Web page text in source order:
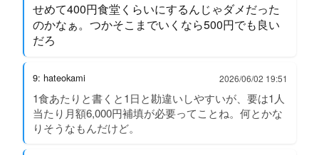
せめて400円食堂くらいにするんじゃダメだった
のかなぁ。つかそこまでいくなら500円でも良い
だろ
9: hateokami 2026/06/02 19:51
1食あたりと書くと1日と勘違いしやすいが、要は1人
当たり月額6,000円補填が必要ってことね。何とかな
りそうなもんだけど。